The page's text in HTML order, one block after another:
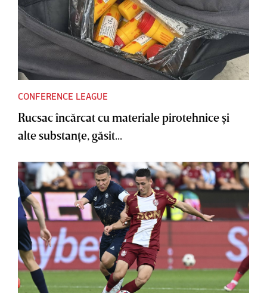
CONFERENCE LEAGUE
Rucsac încărcat cu materiale pirotehnice şi
alte substanţe, găsit...